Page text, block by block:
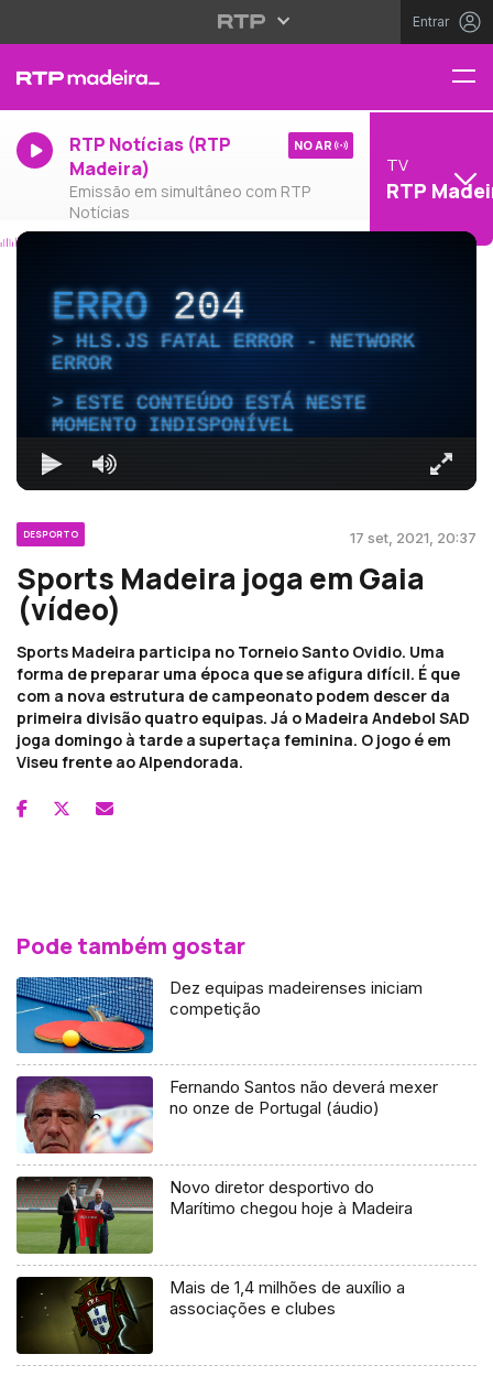
Entrar
RTP Notícias (RTP
Madeira)
Emissão em simultâneo com RTP
Notícias
NO AR
TV
RTP
ERRO204
HLS.JS FATAL ERROR - NETWORK
ERROR
ESTE CONTEÚDO ESTÁ NESTE
MOMENTO INDISPONÍVEL
DESPORTO 17 set, 2021, 20:37
Sports Madeira joga em Gaia
(vídeo)
Sports Madeira participa no Torneio Santo Ovidio. Uma
forma de preparar uma época que se afigura difícil. É que
com a nova estrutura de campeonato podem descer da
primeira divisão quatro equipas. Já o Madeira Andebol SAD
joga domingo à tarde a supertaça feminina. O jogo é em
Viseu frente ao Alpendorada.
Pode também gostar
Dez equipas madeirenses iniciam
competição
Fernando Santos não deverá mexer
no onze de Portugal (áudio)
Novo diretor desportivo do
Marítimo chegou hoje à Madeira
Mais de 1,4 milhões de auxílio a
associações e clubes